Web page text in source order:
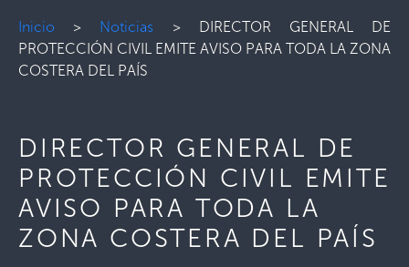
Inicio > Noticias > DIRECTOR GENERAL DE
PROTECCIÓN CIVIL EMITE AVISO PARA TODA LA ZONA
COSTERA DEL PAÍS
DIRECTOR GENERAL DE
PROTECCIÓN CIVIL EMITE
AVISO PARA TODA LA
ZONA COSTERA DEL PAÍS